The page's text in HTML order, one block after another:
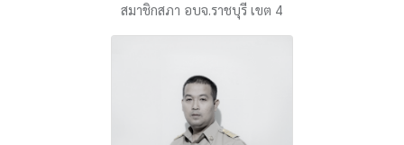
สมาชิกสภา อบจ.ราชบุรี เขต 4